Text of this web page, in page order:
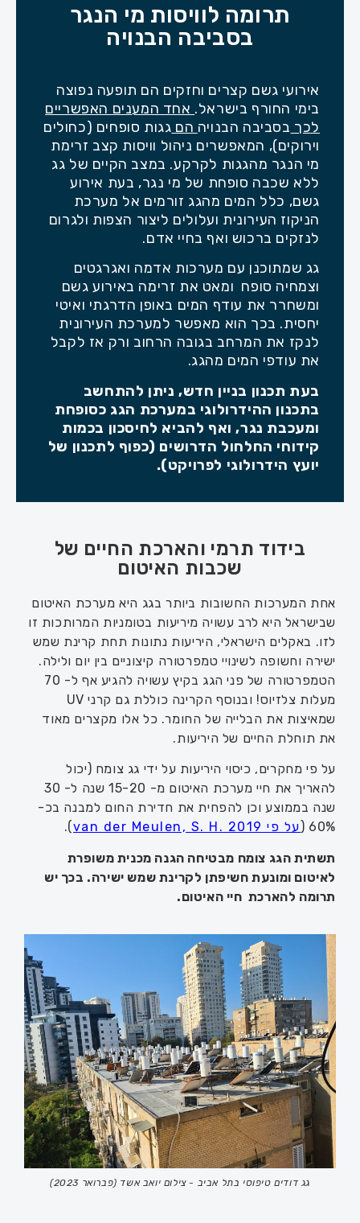
תרומה לוויסות מי הנגר
בסביבה הבנויה
אירועי גשם קצרים וחזקים הם תופעה נפוצה
בימי החורף בישראל. אחד המענים האפשריים
לכך בסביבה הבנויה הם גגות סופחים (כחולים
וירוקים), המאפשרים ניהול וויסות קצב זרימת
מי הנגר מהגגות לקרקע. במצב הקיים של גג
ללא שכבה סופחת של מי נגר, בעת אירוע
גשם, כלל המים מהגג זורמים אל מערכת
הניקוז העירונית ועלולים ליצור הצפות ולגרום
לנזקים ברכוש ואף בחיי אדם.
גג שמתוכנן עם מערכות אדמה ואגרגטים
וצמחיה סופח ומאט את זרימה באירוע גשם
ומשחרר את עודף המים באופן הדרגתי ואיטי
יחסית. בכך הוא מאפשר למערכת העירונית
לנקז את המרחב בגובה הרחוב ורק אז לקבל
את עודפי המים מהגג.
בעת תכנון בניין חדש, ניתן להתחשב
בתכנון ההידרולוגי במערכת הגג כסופחת
ומעכבת נגר, ואף להביא לחיסכון בכמות
קידוחי החלחול הדרושים (כפוף לתכנון של
יועץ הידרולוגי לפרויקט).
בידוד תרמי והארכת החיים של
שכבות האיטום
אחת המערכות החשובות ביותר בגג היא מערכת האיטום
שבישראל היא לרב עשויה מיריעות בטומניות המרותכות זו
לזו. באקלים הישראלי, היריעות נתונות תחת קרינת שמש
ישירה וחשופה לשינויי טמפרטורה קיצוניים בין יום ולילה.
הטמפרטורה של פני הגג בקיץ עשויה להגיע אף ל- 70
מעלות צלזיוס! ובנוסף הקרינה כוללת גם קרני UV
שמאיצות את הבלייה של החומר. כל אלו מקצרים מאוד
את תוחלת החיים של היריעות.
על פי מחקרים, כיסוי היריעות על ידי גג צומח (יכול
להאריך את חיי מערכת האיטום מ- 15-20 שנה ל- 30
שנה בממוצע וכן להפחית את חדירת החום למבנה בכ-
60% (
על פי van der Meulen, S. H. 2019 ).
תשתית הגג צומח מבטיחה הגנה מכנית משופרת
לאיטום ומונעת חשיפתן לקרינת שמש ישירה. בכך יש
תרומה להארכת חיי האיטום.
גג דודים טיפוסי בתל אביב - צילום יואב אשד (פברואר 2023)